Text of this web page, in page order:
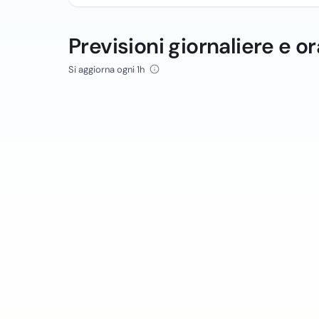
Previsioni giornaliere e
Si aggiorna ogni 1h